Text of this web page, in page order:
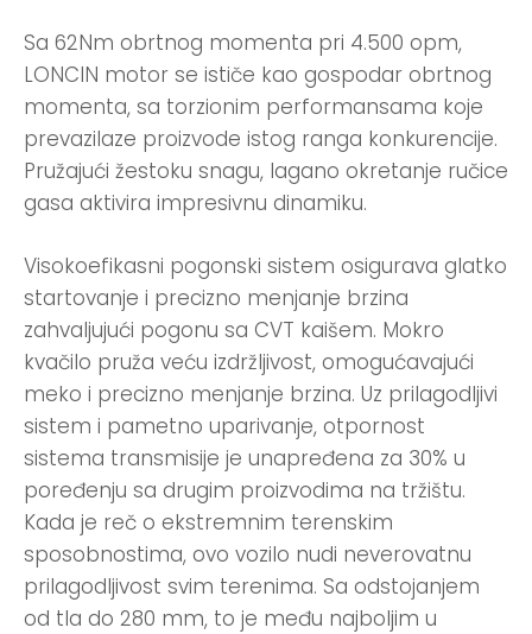
Sa 62Nm obrtnog momenta pri 4.500 opm,
LONCIN motor se ističe kao gospodar obrtnog
momenta, sa torzionim performansama koje
prevazilaze proizvode istog ranga konkurencije.
Pružajući žestoku snagu, lagano okretanje ručice
gasa aktivira impresivnu dinamiku.
Visokoefikasni pogonski sistem osigurava glatko
startovanje i precizno menjanje brzina
zahvaljujući pogonu sa CVT kaišem. Mokro
kvačilo pruža veću izdržljivost, omogućavajući
meko i precizno menjanje brzina. Uz prilagodljivi
sistem i pametno uparivanje, otpornost
sistema transmisije je unapređena za 30% u
poređenju sa drugim proizvodima na tržištu.
Kada je reč o ekstremnim terenskim
sposobnostima, ovo vozilo nudi neverovatnu
prilagodljivost svim terenima. Sa odstojanjem
od tla do 280 mm, to je među najboljim u